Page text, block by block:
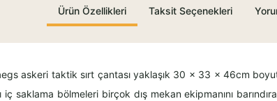
Ürün Özellikleri Taksit Seçenekleri
askeri taktik sırt çantası yaklaşık 30 x 33 x 46cm
saklama bölmeleri birçok dış mekan ekipmanını